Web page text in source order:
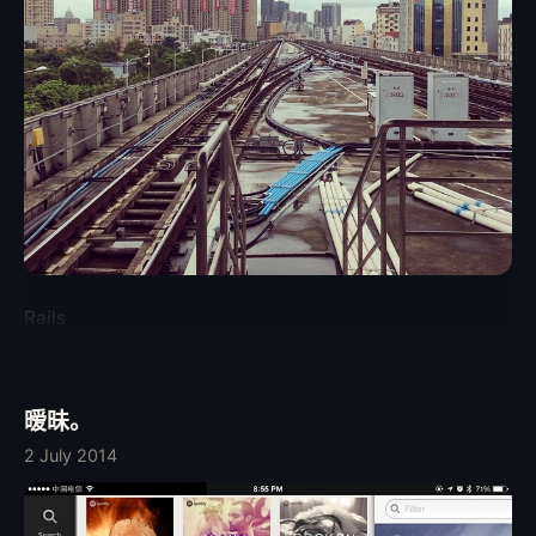
间，必须准时到达； 《举证通知书》会告诉你提供证据或证
人需要注意的事项； 《受理案件通知书》主要是要告诉你诉
讼费以及缴款方式。 交诉讼费是个麻烦事儿，不是每个法院
法庭都能收诉讼费，法院的收费现在都委托银行代理，你需要
带着《受理案件通知书》跑一趟制定的银行，去专门的柜台交
款，或者到级别比较高的法院，在法院里面能找到银行的驻
点，也能交款。于是我又倒回去区法院，一番折腾，消耗了大
半天，终于顺利完成立案。 缴费后，能拿到几张小票，感觉
没啥用，反正就存起来吧。
月。 2014年8月11日晚上，原告联系被告，再次要求交付房
屋，被告声称原租客正在东莞出差，无法安排搬家，因此再次
拒绝把房屋交付给原告使用。原告根据合同精神，提出如果房
屋延期交付，应该每延期一天，由被告向原告退还等比例的房
屋租金（约每天 100 元）。起初被告不同意，但经过原告的
多次要求，被告自觉理亏，答应于8月12日交付房屋，并且答
应退还延期时间的房租。 2014年8月12日晚上，原告到现场
验收房屋，发现房屋若干灯具、电视机、马桶、厨房柜子、洗
衣机、沙发等设施均破旧、损坏至不能使用。其中该电视机在
签合同的时候被告说是完好，并且可以使用的，被告曾经多次
8月13日再次验收。 2014年8月13日下午，原告妻子及岳父到
没有维修或更换。本着友好交易的原则，原告决定再给被告一
天的时间，房屋上述的问题应该于 8月14日之前修好，并于8
月14日交付钥匙，让原告可以开始正常使用房屋。 2014年8
Rails
暧昧。
2 July 2014